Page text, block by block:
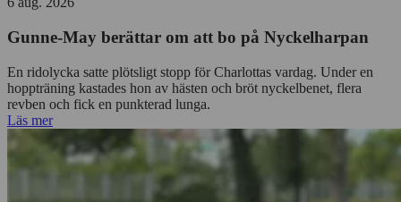
Gunne-May berättar om att bo på Nyckelharpan
En ridolycka satte plötsligt stopp för Charlottas vardag. Under en
hoppträning kastades hon av hästen och bröt nyckelbenet, flera
revben och fick en punkterad lunga.
Läs mer